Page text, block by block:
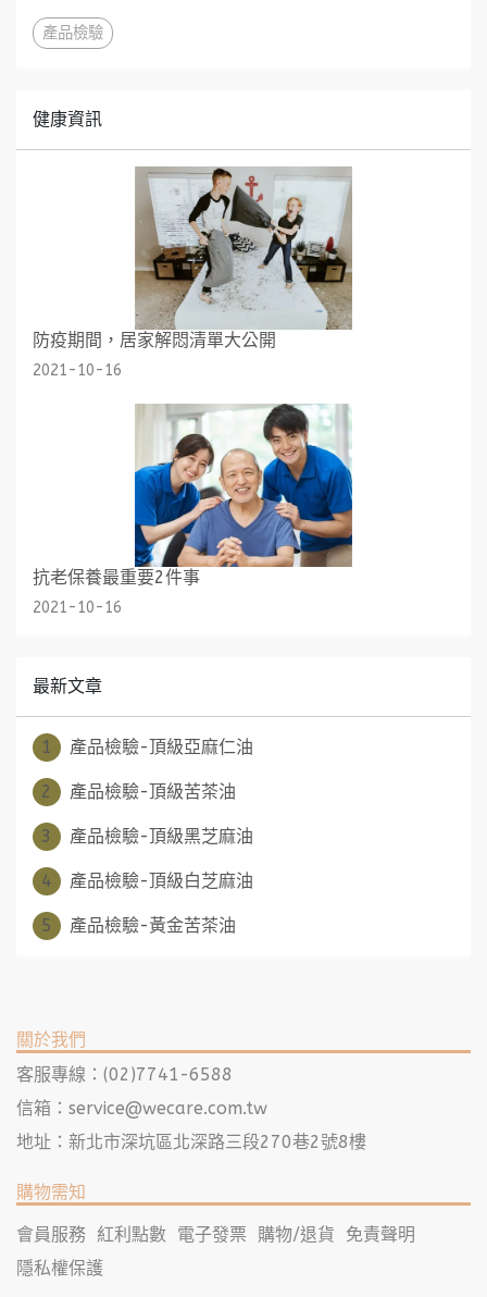
產品檢驗
健康資訊
防疫期間，居家解悶清單大公開
2021-10-16
抗老保養最重要2件事
2021-10-16
最新文章
1 產品檢驗-頂級亞麻仁油
2 產品檢驗-頂級苦茶油
3 產品檢驗-頂級黑芝麻油
4 產品檢驗-頂級白芝麻油
5 產品檢驗-黃金苦茶油
關於我們
客服專線：(02)7741-6588
信箱： service@wecare.com.tw
地址：新北市深坑區北深路三段270巷2號8樓
購物需知
會員服務 紅利點數 電子發票 購物/退貨
免責聲明
隱私權保護